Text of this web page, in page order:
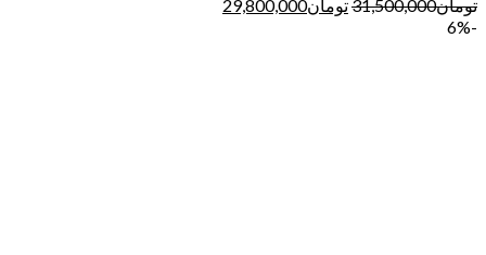
تومان31,500,000تومان29,800,000
-6%